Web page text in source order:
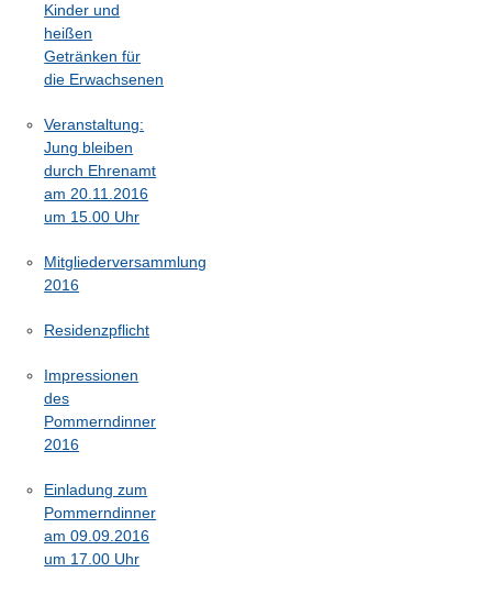
Kinder und
heißen
Getränken für
die Erwachsenen
Veranstaltung:
Jung bleiben
durch Ehrenamt
am 20.11.2016
um 15.00 Uhr
Mitgliederversammlung
2016
Residenzpflicht
Impressionen
des
Pommerndinner
2016
Einladung zum
Pommerndinner
am 09.09.2016
um 17.00 Uhr